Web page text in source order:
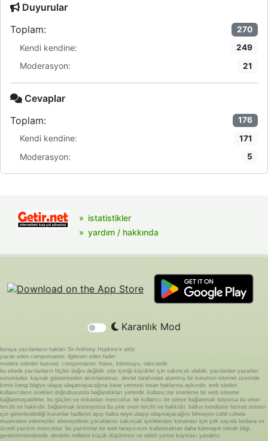
Duyurular
Toplam:
270
Kendi kendine: 249
Moderasyon: 21
Cevaplar
Toplam:
176
Kendi kendine: 171
Moderasyon: 5
istatistikler
yardım / hakkında
Karanlık Mod
buraya yazılanların hakları Sir Anthony Hopkins'e aittir.
yazan eden compumaster, ilgilenen eden fader
modere edenler basond, compumaster, fraise, kibritsuyu, rakicandir
bu sitede yazılanların hiçbiri doğru değildir. site içeriği küçükler için sakıncalı olabilir. yazılardan yazarları
sorumludur. kaynak göstermeden alıntılanamaz. devlet tarafından atanmış bir kurumun internet üzerinde
kimin hangi bilgiye ulaşıp ulaşamayacağına karar vermesi insan haklarına aykırıdır. web siteleri
kullanıcıların istekleri doğrultusunda bağlandıkları yerlerdir. kullanıcılar isterlerse bir web sitesine
bağlanmayabilirler. bu güçleri ve imkanları mevcuttur. bir kullanıcı bir siteye bağlanmak istiyorsa bu onun
tercihi ve hakkıdır. bağlanmak istemiyorsa bu yine onun tercihi ve hakkıdır. halkın kendisine hizmet etmesi
için görevlendirdiği kurumlar hadlerini aşıp halka neye ulaşıp ulaşmayacağını bilmeyen cahil cühela
muamelesi edemezler. ebeveynlerin çocuklarını sakıncalı içeriklerden koruması için çok sayıda bedava ve
ücretli yazılım mevcuttur. bu yazılımlar bir web tarayıcısını kullanmaktan daha karmaşık teknik bilgi
gerektirmemektedir. devletin milletini küçük düşürmesi ve ebleh yerine koyması yasaktır.